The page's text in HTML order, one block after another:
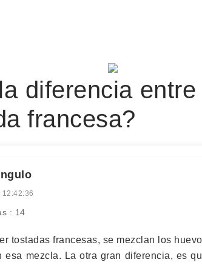
diferencia
francesa?
: 14
tostadas francesas, se mezclan los
esa mezcla. La otra gran diferencia, es